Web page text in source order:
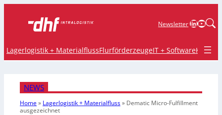
NewsletterLinkedIn
Lagerlogistik + MaterialflussFlurförderzeugeIT + SoftwareKrane
NEWS
Home» Lagerlogistik + Materialfluss» Dematic Micro-Fulfillment
ausgezeichnet